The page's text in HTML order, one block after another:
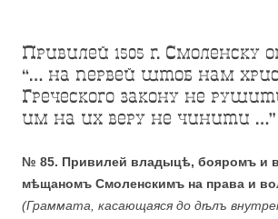
Привилей 1505 г. Смоленску
“… на первей штоб нам
Греческого закону не
им на их веру не чинити
№ 85. Привилей владыцѣ, бояромъ и
мѣщаномъ Смоленскимъ на права и
(Граммата, касающаяся до дѣлъ